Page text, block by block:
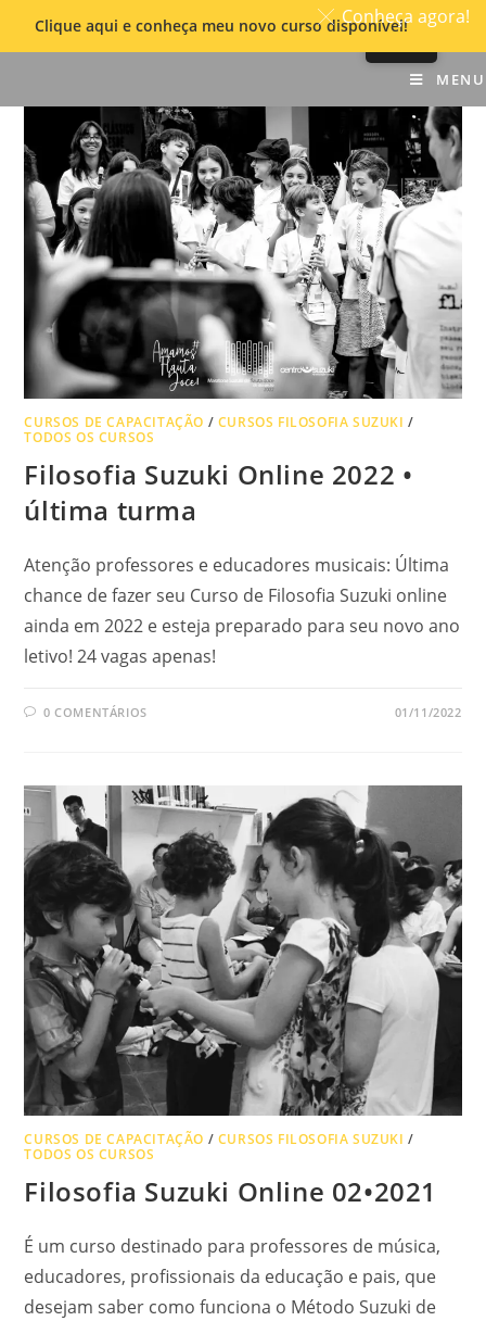
Conheça agora!
Clique aqui e conheça meu novo curso disponível!
MENU
CURSOS DE CAPACITAÇÃO / CURSOS FILOSOFIA SUZUKI /
TODOS OS CURSOS
Filosofia Suzuki Online 2022 •
última turma
Atenção professores e educadores musicais: Última
chance de fazer seu Curso de Filosofia Suzuki online
ainda em 2022 e esteja preparado para seu novo ano
letivo! 24 vagas apenas!
0 COMENTÁRIOS 01/11/2022
CURSOS DE CAPACITAÇÃO / CURSOS FILOSOFIA SUZUKI /
TODOS OS CURSOS
Filosofia Suzuki Online 02•2021
É um curso destinado para professores de música,
educadores, profissionais da educação e pais, que
desejam saber como funciona o Método Suzuki de